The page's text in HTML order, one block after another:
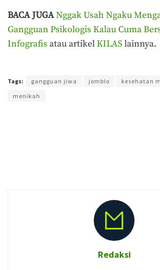
BACA JUGANggak Usah Ngaku
Gangguan Psikologis Kalau Cuma
Infografis atau artikelKILASlainnya.
Tags: gangguan jiwa jomblo
kesehatan
menikah
Redaksi